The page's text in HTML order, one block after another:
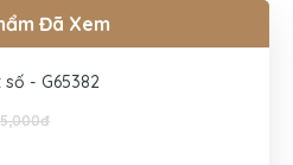
Đã Xem
- G65382